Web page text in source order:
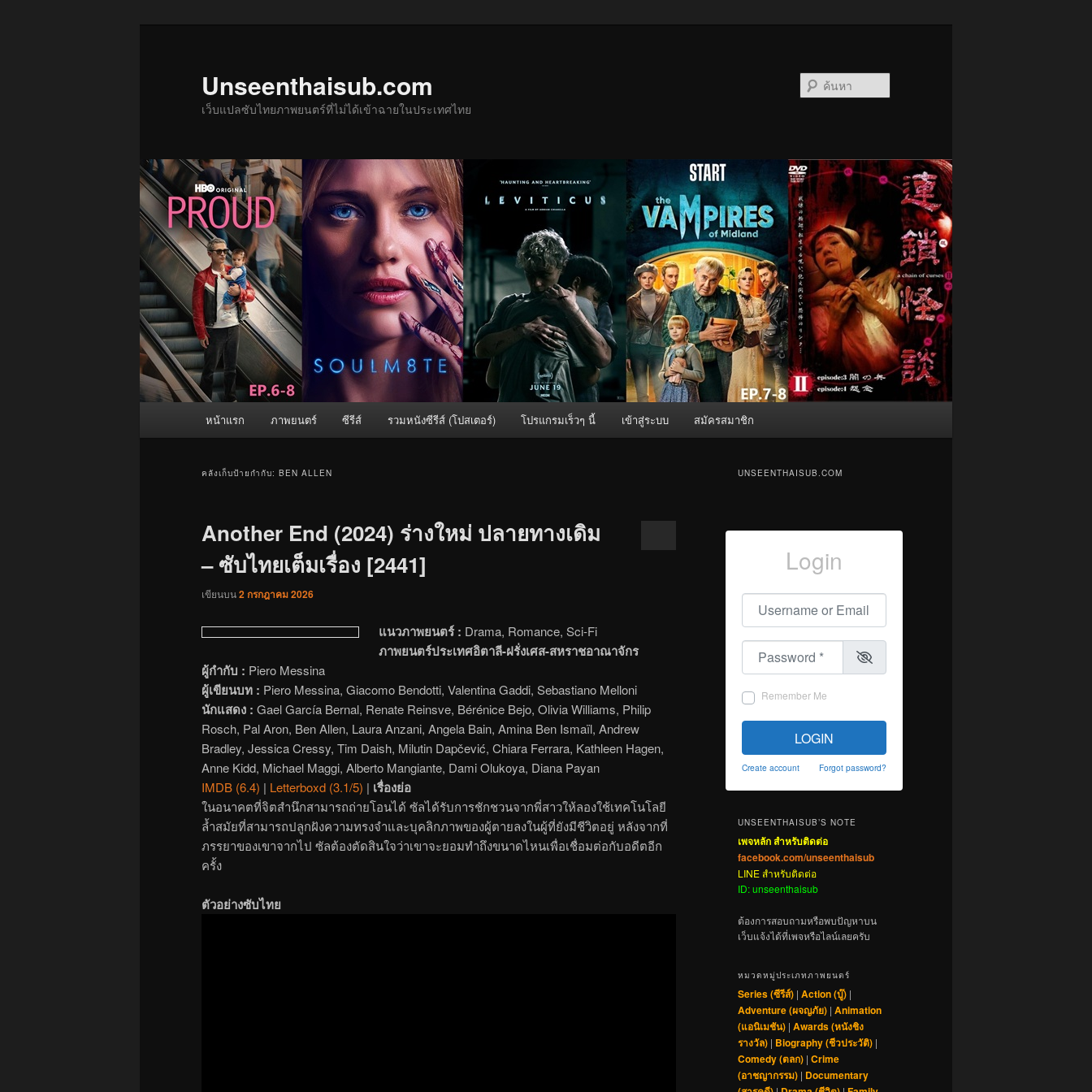
Unseenthaisub.com
เว็บแปลซับไทยภาพยนตร์ที่ไม่ได้เข้าฉายในประเทศไทย
หน้าแรก ภาพยนตร์ ซีรีส์ รวมหนังซีรีส์ (โปสเตอร์) โปรแกรมเร็วๆ นี้ เข้าสู่ระบบ สมัครสมาชิก
คลังเก็บป้ายกำกับ: BEN ALLEN
Another End (2024) ร่างใหม่ ปลายทางเดิม
– ซับไทยเต็มเรื่อง [2441]
เขียนบน2 กรกฎาคม 2026
แนวภาพยนตร์ : Drama, Romance, Sci-Fi
ภาพยนตร์ประเทศอิตาลี-ฝรั่งเศส-สหราชอาณาจักร
ผู้กำกับ : Piero Messina
ผู้เขียนบท : Piero Messina, Giacomo Bendotti, Valentina Gaddi, Sebastiano Melloni
นักแสดง : Gael García Bernal, Renate Reinsve, Bérénice Bejo, Olivia Williams, Philip
Rosch, Pal Aron, Ben Allen, Laura Anzani, Angela Bain, Amina Ben Ismaïl, Andrew
Bradley, Jessica Cressy, Tim Daish, Milutin Dapčević, Chiara Ferrara, Kathleen Hagen,
Anne Kidd, Michael Maggi, Alberto Mangiante, Dami Olukoya, Diana Payan
IMDB (6.4) | Letterboxd (3.1/5) | เรื่องย่อ
ในอนาคตที่จิตสำนึกสามารถถ่ายโอนได้ ซัลได้รับการชักชวนจากพี่สาวให้ลองใช้เทคโนโลยี
ล้ำสมัยที่สามารถปลูกฝังความทรงจำและบุคลิกภาพของผู้ตายลงในผู้ที่ยังมีชีวิตอยู่ หลังจากที่
ภรรยาของเขาจากไป ซัลต้องตัดสินใจว่าเขาจะยอมทำถึงขนาดไหนเพื่อเชื่อมต่อกับอดีตอีก
ครั้ง
ตัวอย่างซับไทย
UNSEENTHAISUB.COM
Login
Username or Email
Password
Remember Me
LOGIN
Create account Forgot password?
UNSEENTHAISUB’S NOTE
เพจหลัก สำหรับติดต่อ
facebook.com/unseenthaisub
LINE สำหรับติดต่อ
ID: unseenthaisub
ต้องการสอบถามหรือพบปัญหาบน
เว็บแจ้งได้ที่เพจหรือไลน์เลยครับ
หมวดหมู่ประเภทภาพยนตร์
Series (ซีรีส์) | Action (บู๊) |
Adventure (ผจญภัย) | Animation
(แอนิเมชัน) | Awards (หนังชิง
รางวัล) | Biography (ชีวประวัติ) |
Comedy (ตลก) | Crime
(อาชญากรรม) | Documentary